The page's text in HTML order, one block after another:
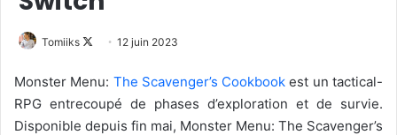
Tomiiks
Follow
X
12 juin 2023
Monster Menu: The Scavenger’s Cookbook est un tactical-
RPG entrecoupé de phases d’exploration et de survie.
Disponible depuis fin mai, Monster Menu: The Scavenger’s